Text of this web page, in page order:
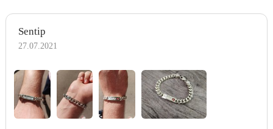
Sentip
27.07.2021